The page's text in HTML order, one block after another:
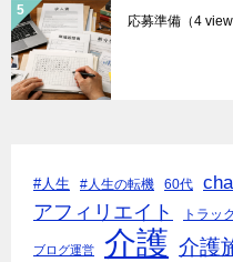
応募準備 （4 view
#人生 #人生の転機 60代
アフィリエイト トラッ
ブログ運営 介護 介護